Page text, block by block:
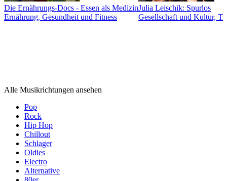
Die Ernährungs-Docs - Essen als Medizin
Ernährung, Gesundheit und Fitness
Julia Leischik: Spurlos
Gesellschaft und Kultur,
Alle Musikrichtungen ansehen
Pop
Rock
Hip Hop
Chillout
Schlager
Oldies
Electro
Alternative